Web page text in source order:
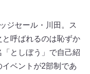
ジセール・川田。ス
呼ばれるのは恥ずか
としぼう」で自己紹
ベントが2部制であ